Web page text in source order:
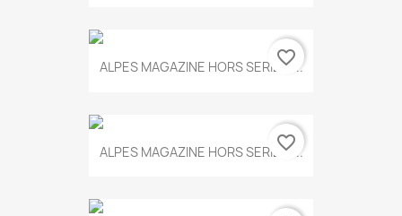
ALPES MAGAZINE HORS SERIE N...
favorite_border
ALPES MAGAZINE HORS SERIE N...
favorite_border